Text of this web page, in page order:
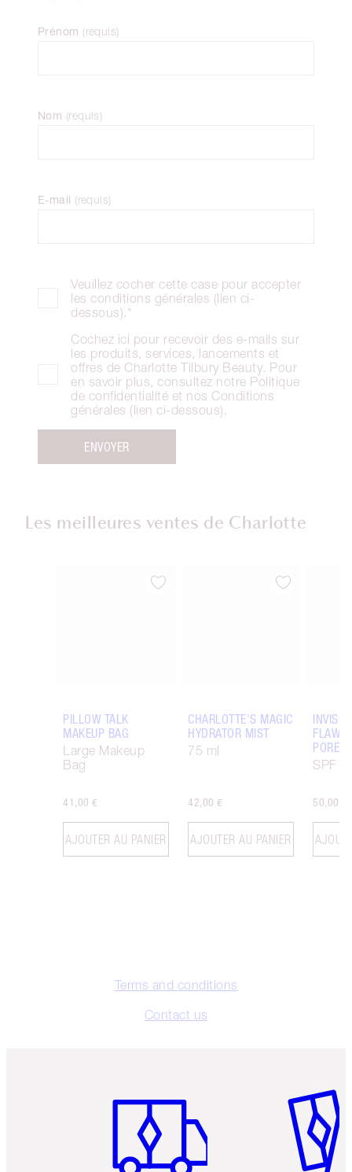
Prénom (requis)
Nom (requis)
E-mail (requis)
Veuillez cocher cette case pour accepter
les conditions générales (lien ci-
dessous).*
Cochez ici pour recevoir des e-mails sur
les produits, services, lancements et
offres de Charlotte Tilbury Beauty. Pour
en savoir plus, consultez notre Politique
de confidentialité et nos Conditions
générales (lien ci-dessous).
ENVOYER
Les meilleures ventes de Charlotte
Article 1 sur 15
PILLOW TALK
MAKEUP BAG
Large Makeup
Bag
41,00 €
AJOUTER AU PANIER
Article 2 sur 15
CHARLOTTE'S MAGIC
HYDRATOR MIST
75 ml
42,00 €
AJOUTER AU PANIER
SPF
50,00 €
Terms and conditions
Contact us